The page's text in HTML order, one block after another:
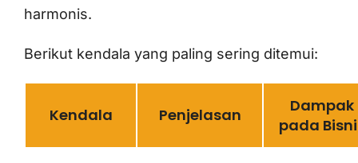
harmonis.
Berikut kendala yang paling sering ditemui:
Kendala Penjelasan
Dampak
pada